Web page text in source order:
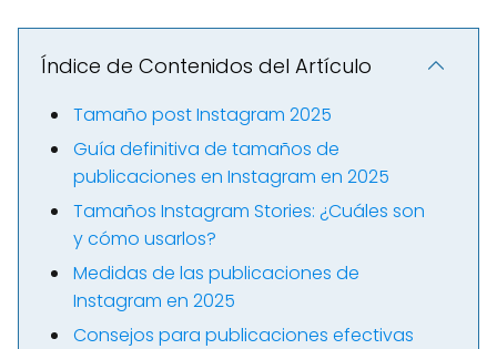
Índice de Contenidos del Artículo
Tamaño post Instagram 2025
Guía definitiva de tamaños de
publicaciones en Instagram en 2025
Tamaños Instagram Stories: ¿Cuáles son
y cómo usarlos?
Medidas de las publicaciones de
Instagram en 2025
Consejos para publicaciones efectivas